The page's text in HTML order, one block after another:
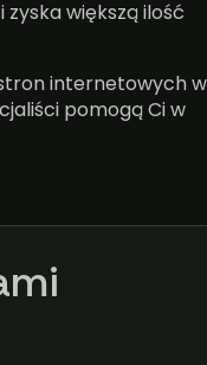
większą ilość
internetowych w
pomogą Ci w